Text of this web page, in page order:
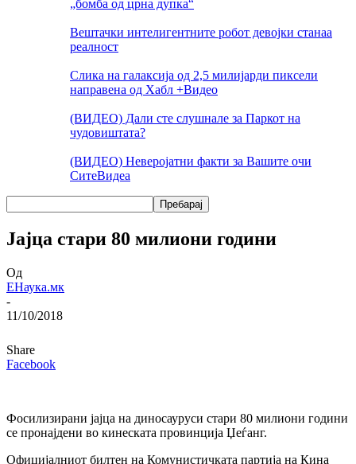
„бомба од црна дупка“
Вештачки интелигентните робот девојки станаа
реалност
Слика на галаксија од 2,5 милијарди пиксели
направена од Хабл +Видео
(ВИДЕО) Дали сте слушнале за Паркот на
чудовиштата?
(ВИДЕО) Неверојатни факти за Вашите очи
СитеВидеа
Јајца стари 80 милиони години
Од
ЕНаука.мк
-
11/10/2018
Share
Facebook
Фосилизирани јајца на диносауруси стари 80 милиони години
се пронајдени во кинеската провинција Џеѓанг.
Официјалниот билтен на Комунистичката партија на Кина